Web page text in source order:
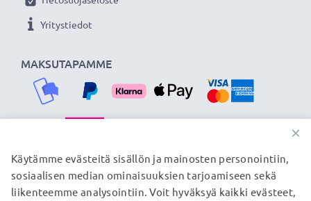
MAKSUTAPAMME
Yritystiedot
TOIMITUSKUMPPANIMME
×
Käytämme evästeitä sisällön ja mainosten personointiin,
sosiaalisen median ominaisuuksien tarjoamiseen sekä
liikenteemme analysointiin. Voit hyväksyä kaikki evästeet,